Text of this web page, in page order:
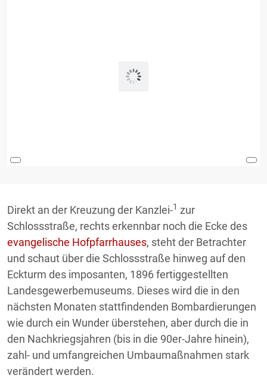
Direkt an der Kreuzung der Kanzlei-1 zur
Schlossstraße, rechts erkennbar noch die Ecke des
evangelische Hofpfarrhauses, steht der Betrachter
und schaut über die Schlossstraße hinweg auf den
Eckturm des imposanten, 1896 fertiggestellten
Landesgewerbemuseums. Dieses wird die in den
nächsten Monaten stattfindenden Bombardierungen
wie durch ein Wunder überstehen, aber durch die in
den Nachkriegsjahren (bis in die 90er-Jahre hinein),
zahl- und umfangreichen Umbaumaßnahmen stark
verändert werden.